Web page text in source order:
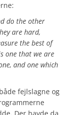
do the other
are hard,
the best of
one that we are
and one which
fejlslagne og